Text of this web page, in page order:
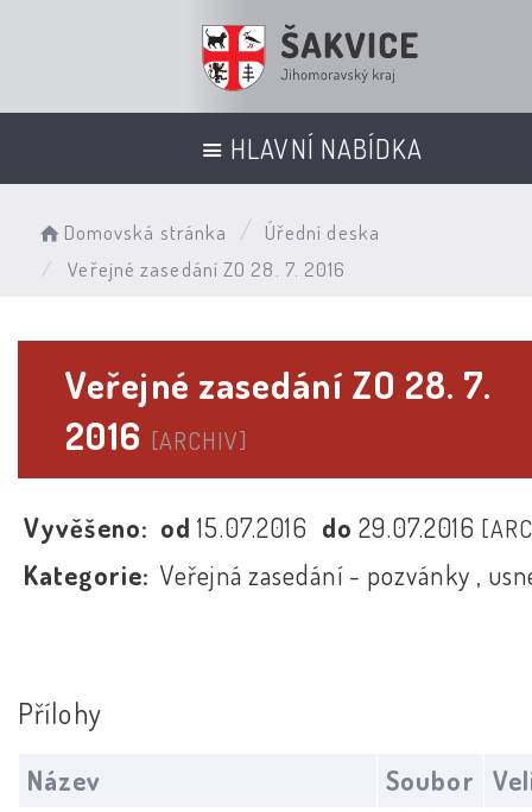
HLAVNÍ NABÍDKA
Domovská stránka
Úřední deska
Veřejné zasedání ZO 28. 7. 2016
Veřejné zasedání ZO 28. 7.
2016 [ARCHIV]
Vyvěšeno: od15.07.2016 do29.07.2016
Kategorie: Veřejná zasedání - pozvánky ,
Přílohy
Název Soubor